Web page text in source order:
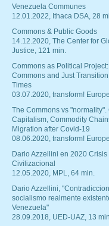
Venezuela Communes
12.01.2022, Ithaca DSA, 28
Commons & Public Goods
14.12.2020, The Center for
Justice, 121 min.
Commons as Political Project:
Commons and Just
Times
03.07.2020, transform!
The Commons vs "normality".
Capitalism, Commodity
Migration after Covid-19
08.06.2020, transform!
Dario Azzellini en 2020 Crisis
Civilizacional
12.05.2020, MPL, 64 min.
Dario Azzellini,
socialismo realmente
Venezuela"
28.09.2018, UED-UAZ, 13